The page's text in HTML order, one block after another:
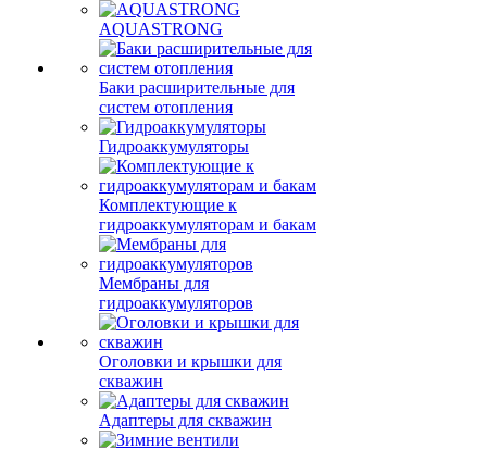
AQUASTRONG
Баки расширительные для
систем отопления
Гидроаккумуляторы
Комплектующие к
гидроаккумуляторам и бакам
Мембраны для
гидроаккумуляторов
Оголовки и крышки для
скважин
Адаптеры для скважин